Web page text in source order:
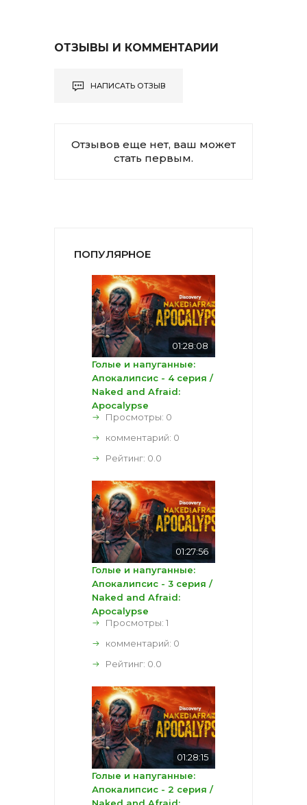
ОТЗЫВЫ И КОММЕНТАРИИ
НАПИСАТЬ ОТЗЫВ
Отзывов еще нет, ваш может
стать первым.
ПОПУЛЯРНОЕ
01:28:08
Голые и напуганные:
Апокалипсис - 4 серия /
Naked and Afraid:
Apocalypse
Просмотры: 0
комментарий: 0
Рейтинг: 0.0
01:27:56
Голые и напуганные:
Апокалипсис - 3 серия /
Naked and Afraid:
Apocalypse
Просмотры: 1
комментарий: 0
Рейтинг: 0.0
01:28:15
Голые и напуганные:
Апокалипсис - 2 серия /